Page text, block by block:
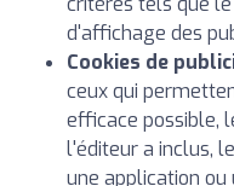
d'affichage des
Cookies de
ceux qui
efficace possible,
l'éditeur a inclus,
une application